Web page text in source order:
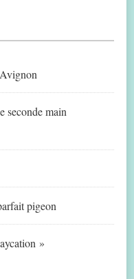
seconde main
pigeon
»